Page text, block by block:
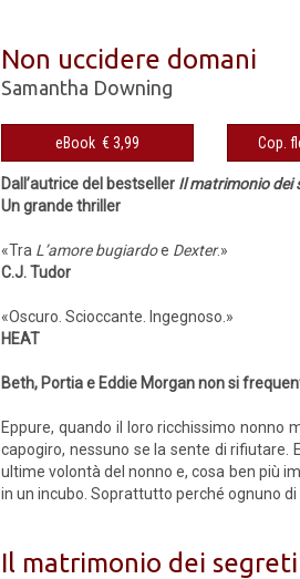
Non uccidere domani
Samantha Downing
eBook € 3,99
Dall’autrice del bestseller Il matrimonio dei
Un grande thriller
«Tra L’amore bugiardoe Dexter.»
C.J. Tudor
«Oscuro. Scioccante. Ingegnoso.»
HEAT
Beth, Portia e Eddie Mor­gan non si
Eppure, quando il loro ricchissimo nonno
capogiro, nessuno se la sente di
ultime volontà del nonno e, cosa ben più
in un incubo. Soprattutto perché ognuno di
Il matrimonio dei segreti